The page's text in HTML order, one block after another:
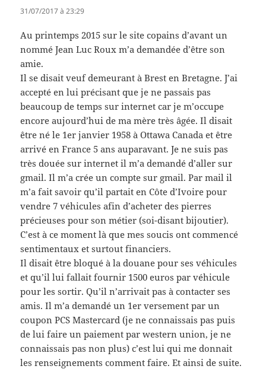
31/07/2017 à 23:29
Au printemps 2015 sur le site copains d’avant un
nommé Jean Luc Roux m’a demandée d’être son
amie.
Il se disait veuf demeurant à Brest en Bretagne. J’ai
accepté en lui précisant que je ne passais pas
beaucoup de temps sur internet car je m’occupe
encore aujourd’hui de ma mère très âgée. Il disait
être né le 1er janvier 1958 à Ottawa Canada et être
arrivé en France 5 ans auparavant. Je ne suis pas
très douée sur internet il m’a demandé d’aller sur
gmail. Il m’a crée un compte sur gmail. Par mail il
m’a fait savoir qu’il partait en Côte d’Ivoire pour
vendre 7 véhicules afin d’acheter des pierres
précieuses pour son métier (soi-disant bijoutier).
C’est à ce moment là que mes soucis ont commencé
sentimentaux et surtout financiers.
Il disait être bloqué à la douane pour ses véhicules
et qu’il lui fallait fournir 1500 euros par véhicule
pour les sortir. Qu’il n’arrivait pas à contacter ses
amis. Il m’a demandé un 1er versement par un
coupon PCS Mastercard (je ne connaissais pas puis
de lui faire un paiement par western union, je ne
connaissais pas non plus) c’est lui qui me donnait
les renseignements comment faire. Et ainsi de suite.